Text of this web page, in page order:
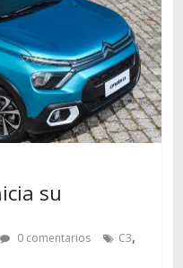
su
0 comentarios C3,